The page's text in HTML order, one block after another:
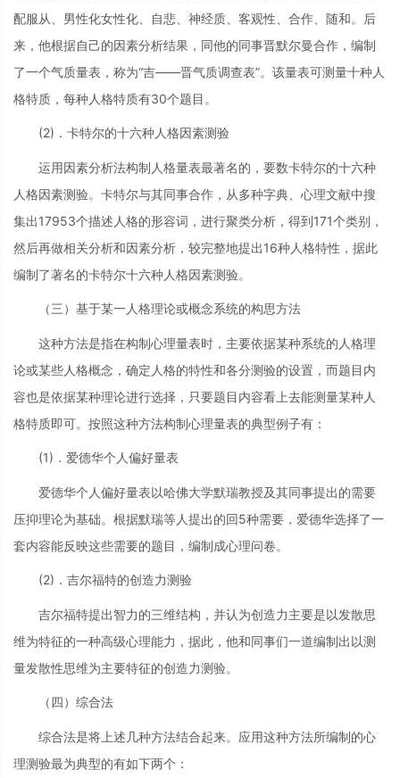
配服从、男性化女性化、自悲、神经质、客观性、合作、随和。后
来，他根据自己的因素分析结果，同他的同事晋默尔曼合作，编制
了一个气质量表，称为“吉——晋气质调查表”。该量表可测量十种人
格特质，每种人格特质有30个题目。
(2)．卡特尔的十六种人格因素测验
运用因素分析法构制人格量表最著名的，要数卡特尔的十六种
人格因素测验。卡特尔与其同事合作，从多种字典、心理文献中搜
集出17953个描述人格的形容词，进行聚类分析，得到171个类别，
然后再做相关分析和因素分析，较完整地提出16种人格特性，据此
编制了著名的卡特尔十六种人格因素测验。
（三）基于某一人格理论或概念系统的构思方法
这种方法是指在构制心理量表时，主要依据某种系统的人格理
论或某些人格概念，确定人格的特性和各分测验的设置，而题目内
容也是依据某种理论进行选择，只要题目内容看上去能测量某种人
格特质即可。按照这种方法构制心理量表的典型例子有：
(1)．爱德华个人偏好量表
爱德华个人偏好量表以哈佛大学默瑞教授及其同事提出的需要
压抑理论为基础。根据默瑞等人提出的回5种需要，爱德华选择了一
套内容能反映这些需要的题目，编制成心理问卷。
(2)．吉尔福特的创造力测验
吉尔福特提出智力的三维结构，并认为创造力主要是以发散思
维为特征的一种高级心理能力，据此，他和同事们一道编制出以测
量发散性思维为主要特征的创造力测验。
（四）综合法
综合法是将上述几种方法结合起来。应用这种方法所编制的心
理测验最为典型的有如下两个：